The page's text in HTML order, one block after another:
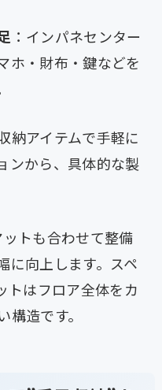
：インパネセンター
ホ・財布・鍵などを
納アイテムで手軽に
ンから、具体的な製
トも合わせて整備
に向上します。スペ
トはフロア全体をカ
造です。